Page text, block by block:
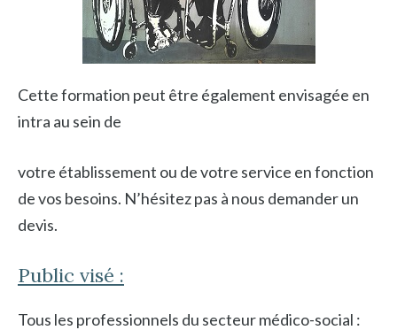
Cette formation peut être également envisagée en
intra au sein de
votre établissement ou de votre service en fonction
de vos besoins. N’hésitez pas à nous demander un
devis.
Public visé :
Tous les professionnels du secteur médico-social :